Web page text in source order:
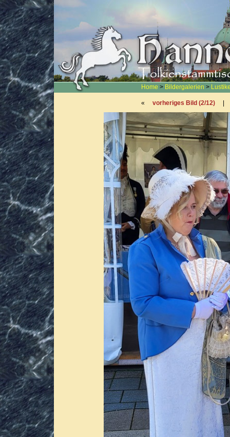
Home > Bildergalerien >
« vorheriges Bild (2/12)